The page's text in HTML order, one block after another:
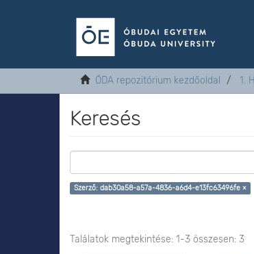
ÓDA repozitórium kezdőoldal 1.
Keresés
Szerző: dab30a58-a57a-4836-a6d4-e13fc63496fe ×
Találatok megtekintése: 1-3 összesen: 3